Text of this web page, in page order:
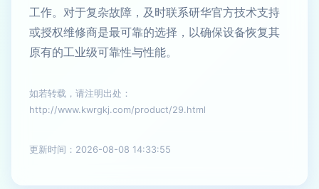
工作。对于复杂故障，及时联系研华官方技术支持
或授权维修商是最可靠的选择，以确保设备恢复其
原有的工业级可靠性与性能。
如若转载，请注明出处：
http://www.kwrgkj.com/product/29.html
更新时间：2026-08-08 14:33:55